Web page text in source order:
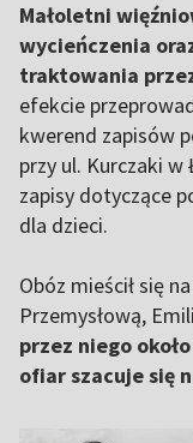
Małoletni
wycieńczenia
traktowania
efekcie
kwerend zapisów
przy ul. Kurczaki
zapisy dotyczące
dla dzieci.
Obóz mieścił się
Przemysłową,
przez niego
ofiar szacuje się